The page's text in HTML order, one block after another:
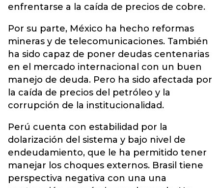
enfrentarse a la caída de precios de cobre.
Por su parte, México ha hecho reformas
mineras y de telecomunicaciones. También
ha sido capaz de poner deudas centenarias
en el mercado internacional con un buen
manejo de deuda. Pero ha sido afectada por
la caída de precios del petróleo y la
corrupción de la institucionalidad.
Perú cuenta con estabilidad por la
dolarización del sistema y bajo nivel de
endeudamiento, que le ha permitido tener
manejar los choques externos. Brasil tiene
perspectiva negativa con una una